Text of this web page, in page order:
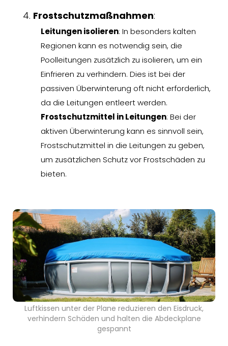
Frostschutzmaßnahmen:
Leitungen isolieren: In besonders kalten
Regionen kann es notwendig sein, die
Poolleitungen zusätzlich zu isolieren, um ein
Einfrieren zu verhindern. Dies ist bei der
passiven Überwinterung oft nicht erforderlich,
da die Leitungen entleert werden.
Frostschutzmittel in Leitungen: Bei der
aktiven Überwinterung kann es sinnvoll sein,
Frostschutzmittel in die Leitungen zu geben,
um zusätzlichen Schutz vor Frostschäden zu
bieten.
Luftkissen unter der Plane reduzieren den Eisdruck,
verhindern Schäden und halten die Abdeckplane
gespannt